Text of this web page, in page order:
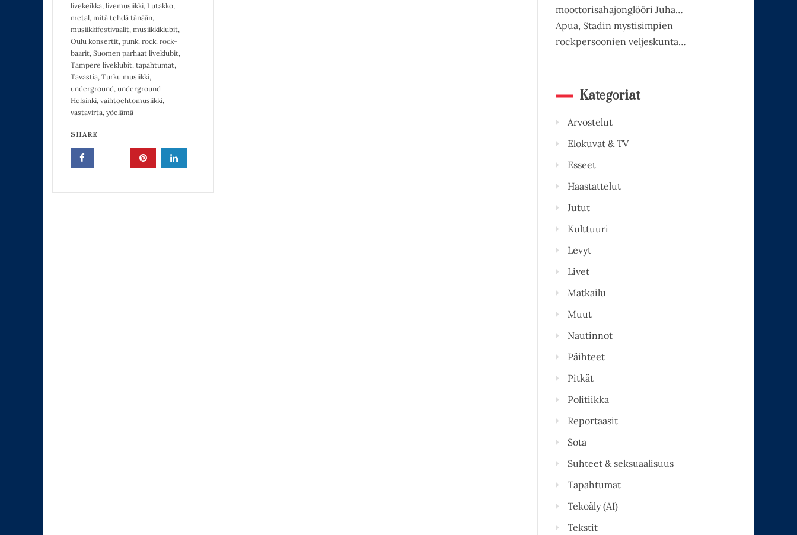
livekeikka, livemusiikki, Lutakko,
metal, mitä tehdä tänään,
musiikkifestivaalit, musiikkiklubit,
Oulu konsertit, punk, rock, rock-
baarit, Suomen parhaat liveklubit,
Tampere liveklubit, tapahtumat,
Tavastia, Turku musiikki,
underground, underground
Helsinki, vaihtoehtomusiikki,
vastavirta, yöelämä
SHARE
moottorisahajonglööri Juha…
Apua, Stadin mystisimpien
rockpersoonien veljeskunta…
Kategoriat
Arvostelut
Elokuvat & TV
Esseet
Haastattelut
Jutut
Kulttuuri
Levyt
Livet
Matkailu
Muut
Nautinnot
Päihteet
Pitkät
Politiikka
Reportaasit
Sota
Suhteet & seksuaalisuus
Tapahtumat
Tekoäly (AI)
Tekstit